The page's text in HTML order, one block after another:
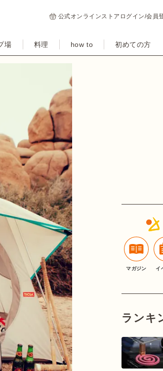
公式オンラインストア ログイン/会員
場 料理 how to 初めての方
マガジン イ
ランキ